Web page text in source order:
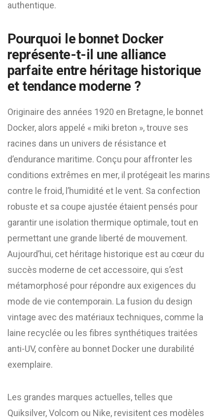
authentique.
Pourquoi le bonnet Docker
représente-t-il une alliance
parfaite entre héritage historique
et tendance moderne ?
Originaire des années 1920 en Bretagne, le bonnet
Docker, alors appelé « miki breton », trouve ses
racines dans un univers de résistance et
d’endurance maritime. Conçu pour affronter les
conditions extrêmes en mer, il protégeait les marins
contre le froid, l’humidité et le vent. Sa confection
robuste et sa coupe ajustée étaient pensés pour
garantir une isolation thermique optimale, tout en
permettant une grande liberté de mouvement.
Aujourd’hui, cet héritage historique est au cœur du
succès moderne de cet accessoire, qui s’est
métamorphosé pour répondre aux exigences du
mode de vie contemporain. La fusion du design
vintage avec des matériaux techniques, comme la
laine recyclée ou les fibres synthétiques traitées
anti-UV, confère au bonnet Docker une durabilité
exemplaire.
Les grandes marques actuelles, telles que
Quiksilver, Volcom ou Nike, revisitent ces modèles